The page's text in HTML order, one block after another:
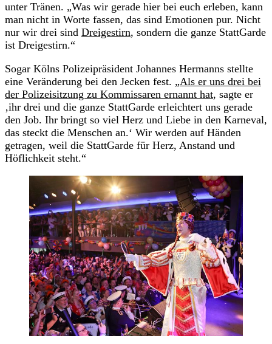
unter Tränen. „Was wir gerade hier bei euch erleben, kann
man nicht in Worte fassen, das sind Emotionen pur. Nicht
nur wir drei sind Dreigestirn, sondern die ganze StattGarde
ist Dreigestirn.“
Sogar Kölns Polizeipräsident Johannes Hermanns stellte
eine Veränderung bei den Jecken fest. „Als er uns drei bei
der Polizeisitzung zu Kommissaren ernannt hat, sagte er
‚ihr drei und die ganze StattGarde erleichtert uns gerade
den Job. Ihr bringt so viel Herz und Liebe in den Karneval,
das steckt die Menschen an.‘ Wir werden auf Händen
getragen, weil die StattGarde für Herz, Anstand und
Höflichkeit steht.“